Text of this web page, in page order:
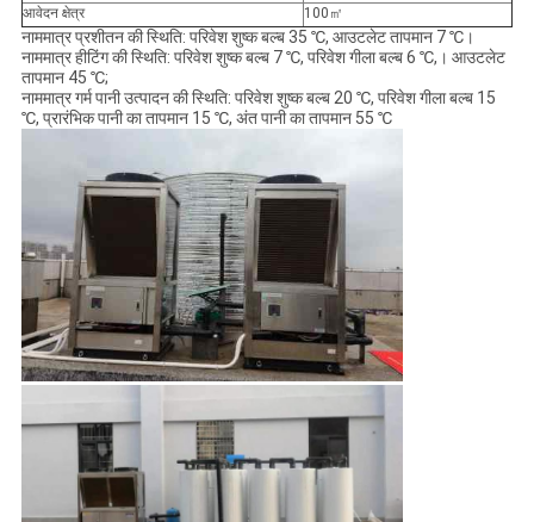
आवेदन क्षेत्र
100㎡
नाममात्र प्रशीतन की स्थिति: परिवेश शुष्क बल्ब 35 ℃, आउटलेट तापमान 7 ℃।
नाममात्र हीटिंग की स्थिति: परिवेश शुष्क बल्ब 7 ℃, परिवेश गीला बल्ब 6 ℃,। आउटलेट
तापमान 45 ℃;
नाममात्र गर्म पानी उत्पादन की स्थिति: परिवेश शुष्क बल्ब 20 ℃, परिवेश गीला बल्ब 15
℃, प्रारंभिक पानी का तापमान 15 ℃, अंत पानी का तापमान 55 ℃